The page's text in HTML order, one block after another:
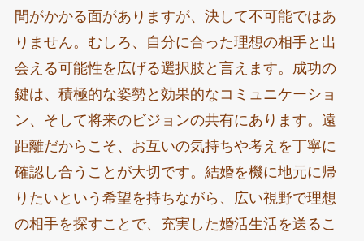
間がかかる面がありますが、決して不可能ではあ
りません。むしろ、自分に合った理想の相手と出
会える可能性を広げる選択肢と言えます。成功の
鍵は、積極的な姿勢と効果的なコミュニケーショ
ン、そして将来のビジョンの共有にあります。遠
距離だからこそ、お互いの気持ちや考えを丁寧に
確認し合うことが大切です。結婚を機に地元に帰
りたいという希望を持ちながら、広い視野で理想
の相手を探すことで、充実した婚活生活を送るこ